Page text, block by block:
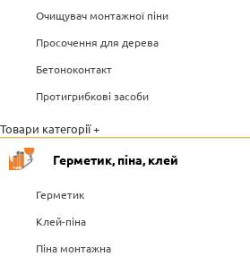
Очищувач монтажної піни
Просочення для дерева
Бетоноконтакт
Протигрибкові засоби
Товари категорії +
Герметик, піна, клей
Герметик
Клей-піна
Піна монтажна